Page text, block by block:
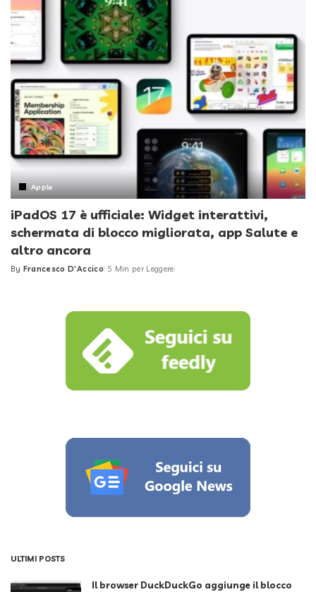
Apple
iPadOS 17 è ufficiale: Widget interattivi,
schermata di blocco migliorata, app Salute e
altro ancora
Posted
By Francesco D'Accico 5 Min per Leggere
ULTIMI POSTS
Il browser DuckDuckGo aggiunge il blocco